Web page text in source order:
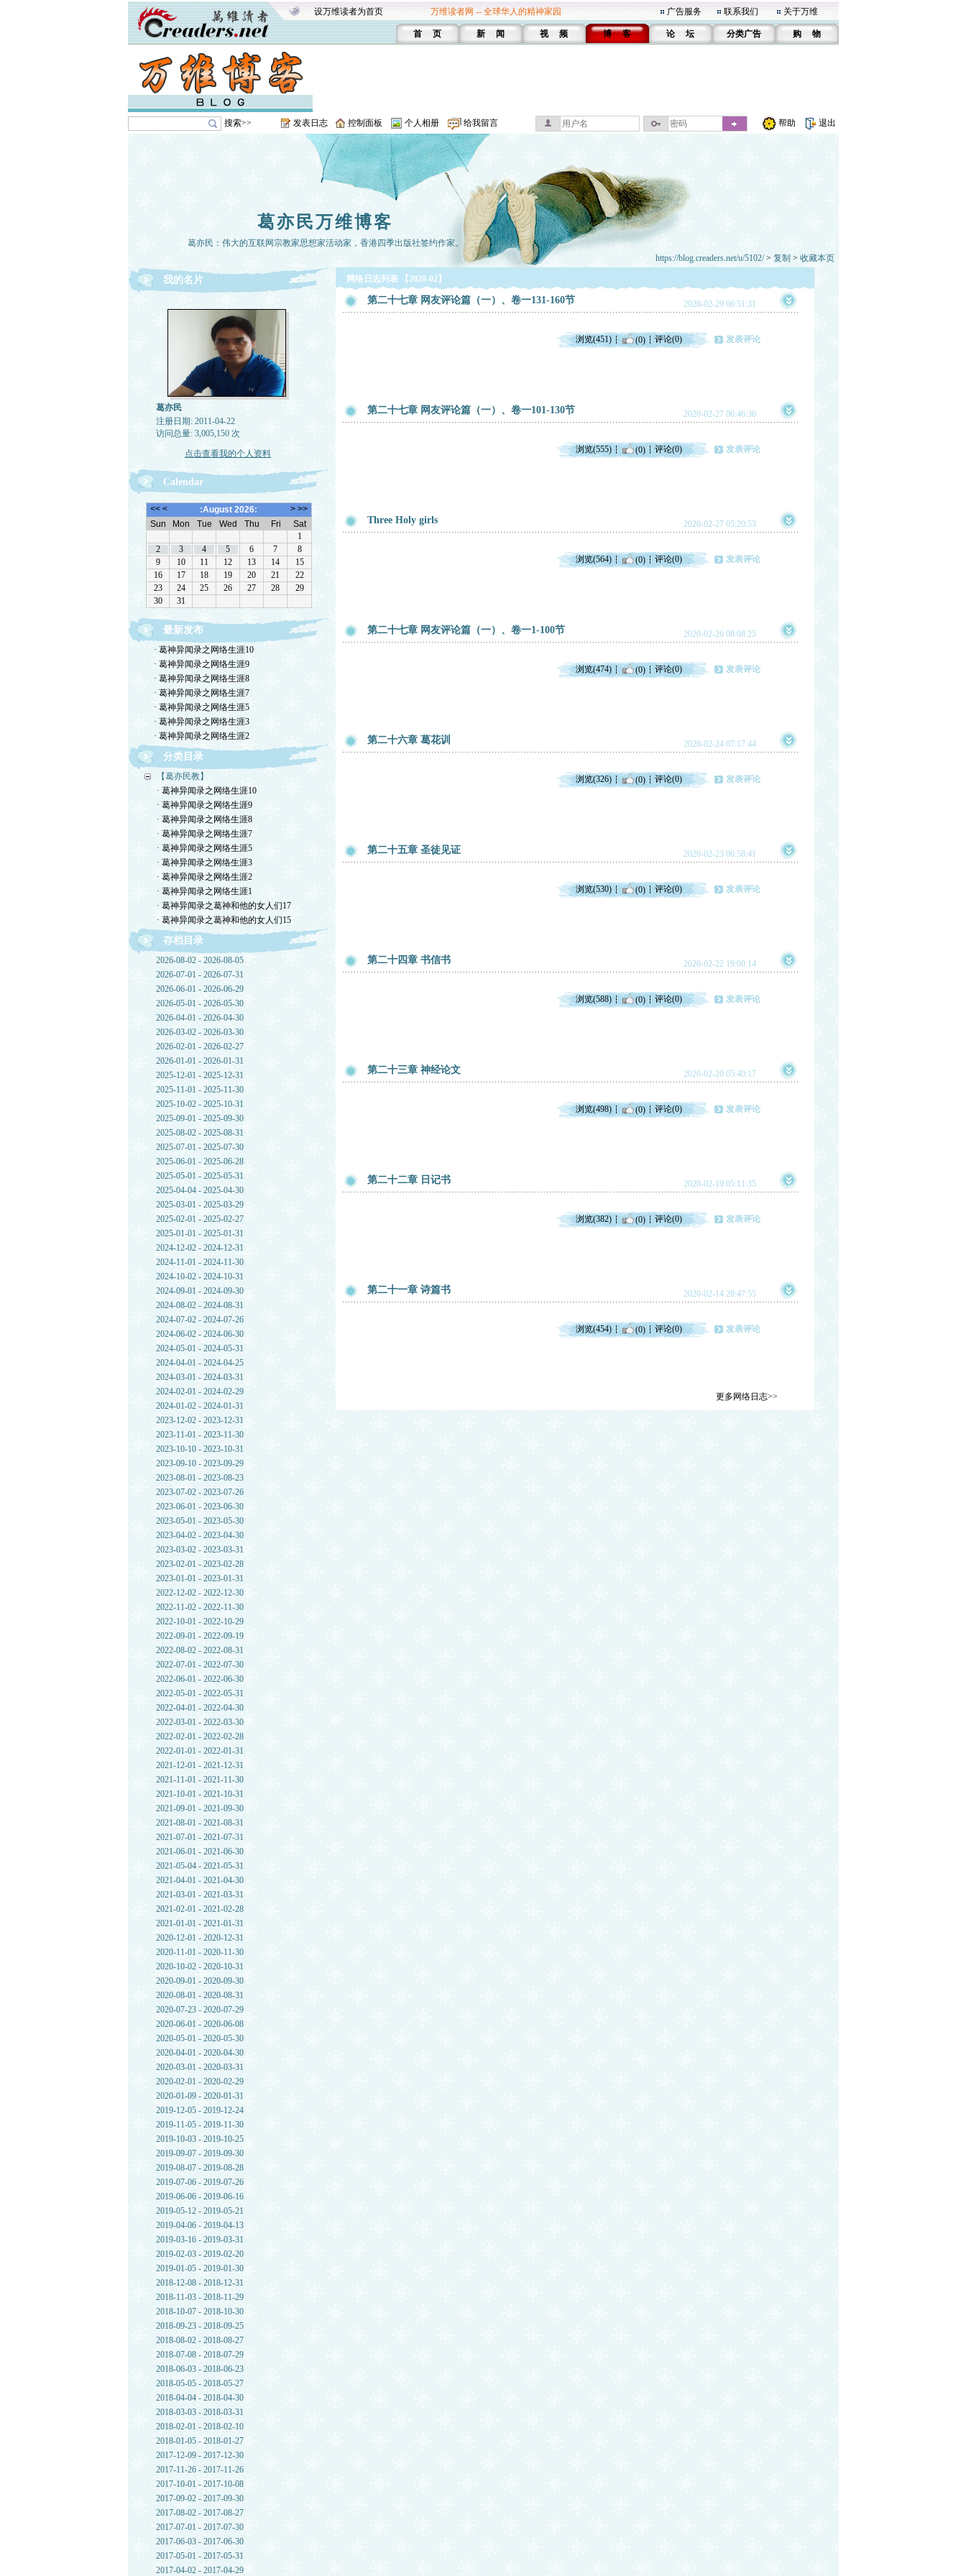
设万维读者为首页 万维读者网 -- 全球华人的精神家园 广告服务 联系我们 关于万维
首 页 新 闻 视 频 博 客 论 坛 分类广告 购 物
搜索>> 发表日志 控制面板 个人相册 给我留言 帮助 退出
葛亦民万维博客
葛亦民：伟大的互联网宗教家思想家活动家，香港四季出版社签约作家。
https://blog.creaders.net/u/5102/> 复制 > 收藏本页
我的名片
葛亦民
注册日期: 2011-04-22
访问总量: 3,005,150 次
点击查看我的个人资料
Calendar
最新发布
· 葛神异闻录之网络生涯10
· 葛神异闻录之网络生涯9
· 葛神异闻录之网络生涯8
· 葛神异闻录之网络生涯7
· 葛神异闻录之网络生涯5
· 葛神异闻录之网络生涯3
· 葛神异闻录之网络生涯2
分类目录
【葛亦民教】
· 葛神异闻录之网络生涯10
· 葛神异闻录之网络生涯9
· 葛神异闻录之网络生涯8
· 葛神异闻录之网络生涯7
· 葛神异闻录之网络生涯5
· 葛神异闻录之网络生涯3
· 葛神异闻录之网络生涯2
· 葛神异闻录之网络生涯1
· 葛神异闻录之葛神和他的女人们17
· 葛神异闻录之葛神和他的女人们15
存档目录
2026-08-02 - 2026-08-05
2026-07-01 - 2026-07-31
2026-06-01 - 2026-06-29
2026-05-01 - 2026-05-30
2026-04-01 - 2026-04-30
2026-03-02 - 2026-03-30
2026-02-01 - 2026-02-27
2026-01-01 - 2026-01-31
2025-12-01 - 2025-12-31
2025-11-01 - 2025-11-30
2025-10-02 - 2025-10-31
2025-09-01 - 2025-09-30
2025-08-02 - 2025-08-31
2025-07-01 - 2025-07-30
2025-06-01 - 2025-06-28
2025-05-01 - 2025-05-31
2025-04-04 - 2025-04-30
2025-03-01 - 2025-03-29
2025-02-01 - 2025-02-27
2025-01-01 - 2025-01-31
2024-12-02 - 2024-12-31
2024-11-01 - 2024-11-30
2024-10-02 - 2024-10-31
2024-09-01 - 2024-09-30
2024-08-02 - 2024-08-31
2024-07-02 - 2024-07-26
2024-06-02 - 2024-06-30
2024-05-01 - 2024-05-31
2024-04-01 - 2024-04-25
2024-03-01 - 2024-03-31
2024-02-01 - 2024-02-29
2024-01-02 - 2024-01-31
2023-12-02 - 2023-12-31
2023-11-01 - 2023-11-30
2023-10-10 - 2023-10-31
2023-09-10 - 2023-09-29
2023-08-01 - 2023-08-23
2023-07-02 - 2023-07-26
2023-06-01 - 2023-06-30
2023-05-01 - 2023-05-30
2023-04-02 - 2023-04-30
2023-03-02 - 2023-03-31
2023-02-01 - 2023-02-28
2023-01-01 - 2023-01-31
2022-12-02 - 2022-12-30
2022-11-02 - 2022-11-30
2022-10-01 - 2022-10-29
2022-09-01 - 2022-09-19
2022-08-02 - 2022-08-31
2022-07-01 - 2022-07-30
2022-06-01 - 2022-06-30
2022-05-01 - 2022-05-31
2022-04-01 - 2022-04-30
2022-03-01 - 2022-03-30
2022-02-01 - 2022-02-28
2022-01-01 - 2022-01-31
2021-12-01 - 2021-12-31
2021-11-01 - 2021-11-30
2021-10-01 - 2021-10-31
2021-09-01 - 2021-09-30
2021-08-01 - 2021-08-31
2021-07-01 - 2021-07-31
2021-06-01 - 2021-06-30
2021-05-04 - 2021-05-31
2021-04-01 - 2021-04-30
2021-03-01 - 2021-03-31
2021-02-01 - 2021-02-28
2021-01-01 - 2021-01-31
2020-12-01 - 2020-12-31
2020-11-01 - 2020-11-30
2020-10-02 - 2020-10-31
2020-09-01 - 2020-09-30
2020-08-01 - 2020-08-31
2020-07-23 - 2020-07-29
2020-06-01 - 2020-06-08
2020-05-01 - 2020-05-30
2020-04-01 - 2020-04-30
2020-03-01 - 2020-03-31
2020-02-01 - 2020-02-29
2020-01-09 - 2020-01-31
2019-12-05 - 2019-12-24
2019-11-05 - 2019-11-30
2019-10-03 - 2019-10-25
2019-09-07 - 2019-09-30
2019-08-07 - 2019-08-28
2019-07-06 - 2019-07-26
2019-06-06 - 2019-06-16
2019-05-12 - 2019-05-21
2019-04-06 - 2019-04-13
2019-03-16 - 2019-03-31
2019-02-03 - 2019-02-20
2019-01-05 - 2019-01-30
2018-12-08 - 2018-12-31
2018-11-03 - 2018-11-29
2018-10-07 - 2018-10-30
2018-09-23 - 2018-09-25
2018-08-02 - 2018-08-27
2018-07-08 - 2018-07-29
2018-06-03 - 2018-06-23
2018-05-05 - 2018-05-27
2018-04-04 - 2018-04-30
2018-03-03 - 2018-03-31
2018-02-01 - 2018-02-10
2018-01-05 - 2018-01-27
2017-12-09 - 2017-12-30
2017-11-26 - 2017-11-26
2017-10-01 - 2017-10-08
2017-09-02 - 2017-09-30
2017-08-02 - 2017-08-27
2017-07-01 - 2017-07-30
2017-06-03 - 2017-06-30
2017-05-01 - 2017-05-31
2017-04-02 - 2017-04-29
网络日志列表 【2020-02】
第二十七章 网友评论篇（一）、卷一131-160节 2020-02-29 06:51:31
浏览(451) (0) 评论(0) 发表评论
第二十七章 网友评论篇（一）、卷一101-130节 2020-02-27 06:46:36
浏览(555) (0) 评论(0) 发表评论
Three Holy girls 2020-02-27 05:20:53
浏览(564) (0) 评论(0) 发表评论
第二十七章 网友评论篇（一）、卷一1-100节 2020-02-26 08:08:25
浏览(474) (0) 评论(0) 发表评论
第二十六章 葛花训 2020-02-24 07:17:44
浏览(326) (0) 评论(0) 发表评论
第二十五章 圣徒见证 2020-02-23 06:58:41
浏览(530) (0) 评论(0) 发表评论
第二十四章 书信书 2020-02-22 19:00:14
浏览(588) (0) 评论(0) 发表评论
第二十三章 神经论文 2020-02-20 05:40:17
浏览(498) (0) 评论(0) 发表评论
第二十二章 日记书 2020-02-19 05:11:35
浏览(382) (0) 评论(0) 发表评论
第二十一章 诗篇书 2020-02-14 20:47:55
浏览(454) (0) 评论(0) 发表评论
更多网络日志>>